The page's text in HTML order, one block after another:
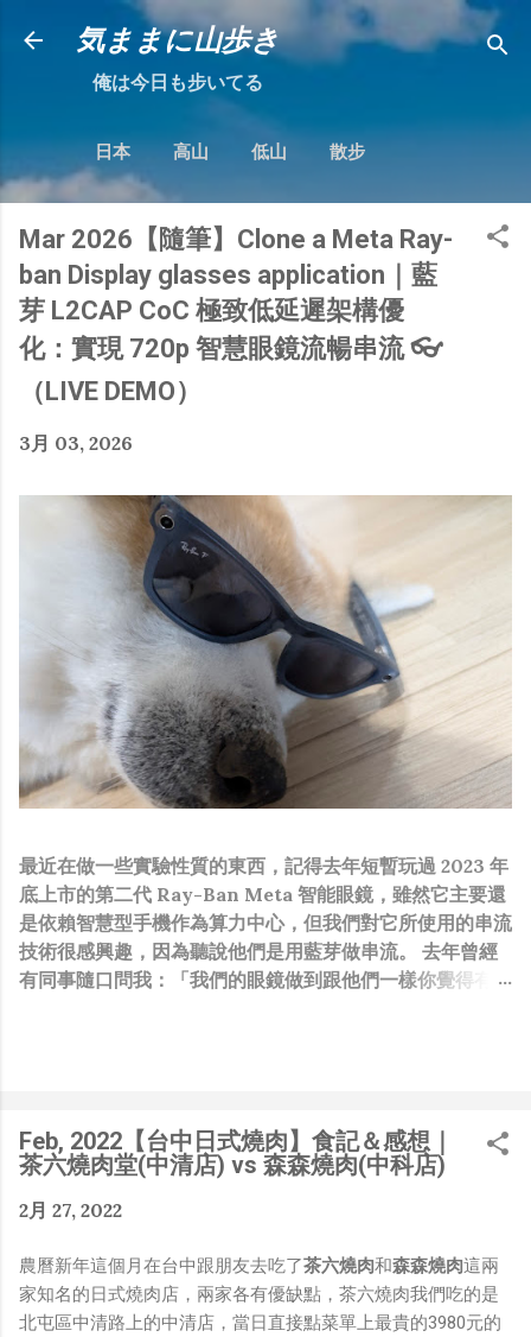
跳到主要內容
気ままに山歩き
俺は今日も步いてる
日本 高山 低山 散步
Mar 2026【隨筆】Clone a Meta Ray-
ban Display glasses application｜藍
芽 L2CAP CoC 極致低延遲架構優
化：實現 720p 智慧眼鏡流暢串流 👓
（LIVE DEMO）
3月 03, 2026
最近在做一些實驗性質的東西，記得去年短暫玩過 2023 年
底上市的第二代 Ray-Ban Meta 智能眼鏡，雖然它主要還
是依賴智慧型手機作為算力中心，但我們對它所使用的串流
技術很感興趣，因為聽說他們是用藍芽做串流。 去年曾經
有同事隨口問我：「我們的眼鏡做到跟他們一樣你覺得有可
人，那我還在這幹嘛？？？（笑）” 也記得更久以前，當我
們還在研究那個眼鏡時，常聽到像是：『 他們不知道用了
什麼黑科技 』，這類沒有建設性、不應該從 RD 嘴裡說出
來的話，而我也是不以為然。坦白講，以前每次只要聽到某
三個字掛在嘴上，當做無知的遮羞布，我就會感到倒胃口！
同樣身為RD，我只覺得 Shame on you！（打嘴炮、作
秀搶風頭、噁心帶風向、搞政治操作、把別人做事的成果搶
Feb, 2022【台中日式燒肉】食記＆感想｜
茶六燒肉堂(中清店) vs 森森燒肉(中科店)
2月 27, 2022
農曆新年這個月在台中跟朋友去吃了茶六燒肉和森森燒肉這兩
家知名的日式燒肉店，兩家各有優缺點，茶六燒肉我們吃的是
北屯區中清路上的中清店，當日直接點菜單上最貴的3980元的